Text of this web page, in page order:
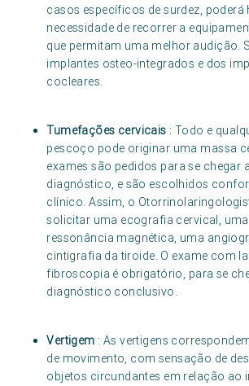
casos específicos de surdez, poderá
necessidade de recorrer a
que permitam uma melhor audição.
implantes osteo-integrados e dos
cocleares.
Tumefações cervicais : Todo e
pescoço pode originar uma massa
exames são pedidos para se chegar
diagnóstico, e são escolhidos
clínico. Assim, o
solicitar uma ecografia cervical, uma
ressonância magnética, uma
cintigrafia da tiroide. O exame com
fibroscopia é obrigatório, para se
diagnóstico conclusivo.
Vertigem : As vertigens
de movimento, com sensação de
objetos circundantes em relação ao